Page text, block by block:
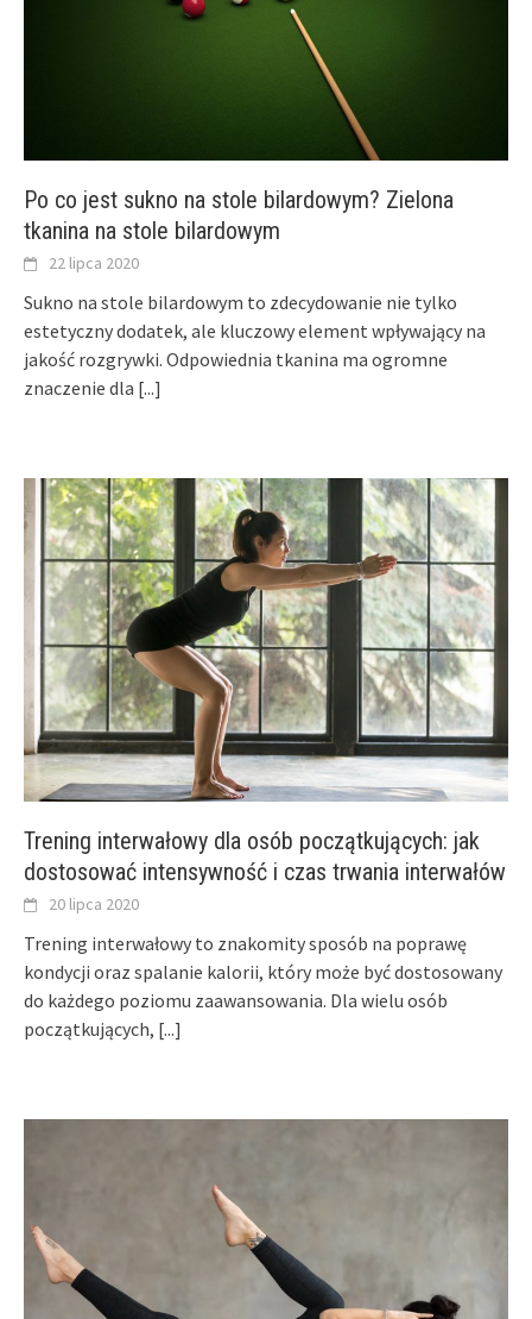
Po co jest sukno na stole bilardowym? Zielona
tkanina na stole bilardowym
22 lipca 2020
Sukno na stole bilardowym to zdecydowanie nie tylko
estetyczny dodatek, ale kluczowy element wpływający na
jakość rozgrywki. Odpowiednia tkanina ma ogromne
znaczenie dla [...]
Trening interwałowy dla osób początkujących: jak
dostosować intensywność i czas trwania interwałów
20 lipca 2020
Trening interwałowy to znakomity sposób na poprawę
kondycji oraz spalanie kalorii, który może być dostosowany
do każdego poziomu zaawansowania. Dla wielu osób
początkujących, [...]